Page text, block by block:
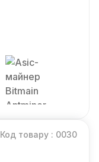
Код товару : 0030